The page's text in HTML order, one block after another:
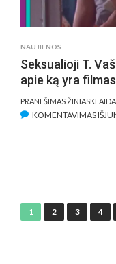
NAUJIENOS
Seksualioji T.
apie ką yra
PRANEŠIMAS
KOMENTAVIMAS
Įrašų
1 2 3 4